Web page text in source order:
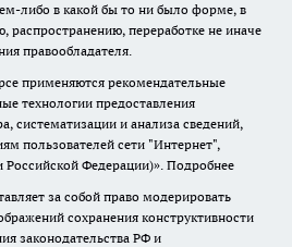
либо в какой бы то ни было форме, в
распространению, переработке не иначе
правообладателя.
применяются рекомендательные
технологии предоставления
систематизации и анализа сведений,
пользователей сети "Интернет",
Российской Федерации)». Подробнее
за собой право модерировать
сохранения конструктивности
законодательства РФ и